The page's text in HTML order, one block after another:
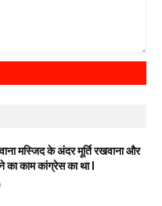
मस्जिद के अंदर मूर्ति रखवाना और
का काम कांग्रेस का था l